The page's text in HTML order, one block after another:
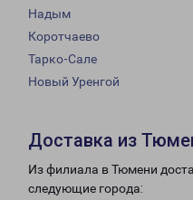
Надым
Коротчаево
Тарко-Сале
Новый Уренгой
Доставка из
Из филиала в Тюмени
следующие города: